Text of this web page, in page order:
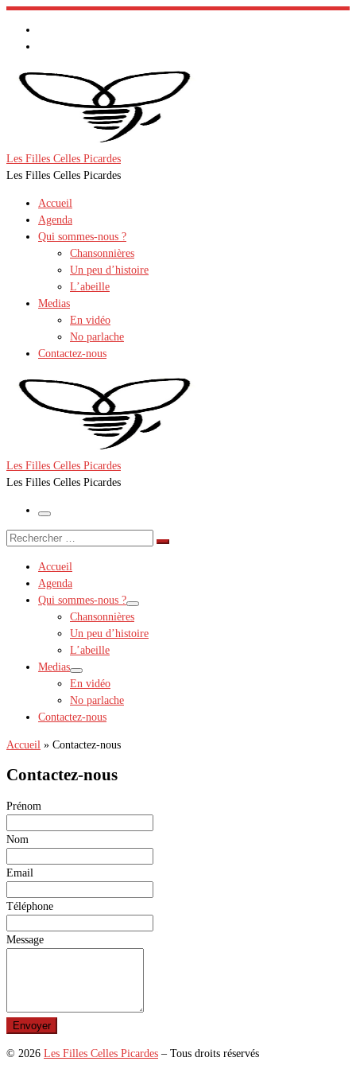
Passer
contenu
Les Filles Celles Picardes
Les Filles Celles Picardes
Accueil
Agenda
Qui sommes-nous ?
Chansonnières
Un peu d’histoire
L’abeille
Medias
En vidéo
No parlache
Contactez-nous
Les Filles Celles Picardes
Les Filles Celles Picardes
Menu
Rechercher
Rechercher
Accueil
Agenda
Qui sommes-nous ?
Chansonnières
Un peu d’histoire
L’abeille
Medias
En vidéo
No parlache
Contactez-nous
Accueil » Contactez-nous
Contactez-nous
Leave
field
Prénom
Nom
Email
Téléphone
Message
Envoyer
© 2026 Les Filles Celles Picardes – Tous droits réservés